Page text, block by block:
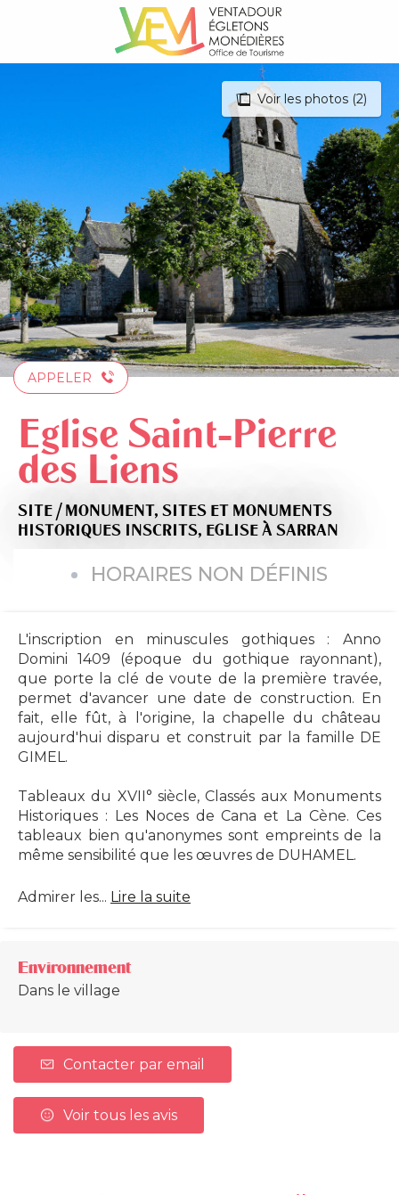
Voir les photos (2)
APPELER
Eglise Saint-Pierre
des Liens
SITE / MONUMENT, SITES ET MONUMENTS
HISTORIQUES INSCRITS, EGLISE À SARRAN
HORAIRES NON DÉFINIS
L'inscription en minuscules gothiques : Anno
Domini 1409 (époque du gothique rayonnant),
que porte la clé de voute de la première travée,
permet d'avancer une date de construction. En
fait, elle fût, à l'origine, la chapelle du château
aujourd'hui disparu et construit par la famille DE
GIMEL.
Tableaux du XVII° siècle, Classés aux Monuments
Historiques : Les Noces de Cana et La Cène. Ces
tableaux bien qu'anonymes sont empreints de la
même sensibilité que les œuvres de DUHAMEL.
Admirer les... Lire la suite
Environnement
Dans le village
Contacter par email
Voir tous les avis